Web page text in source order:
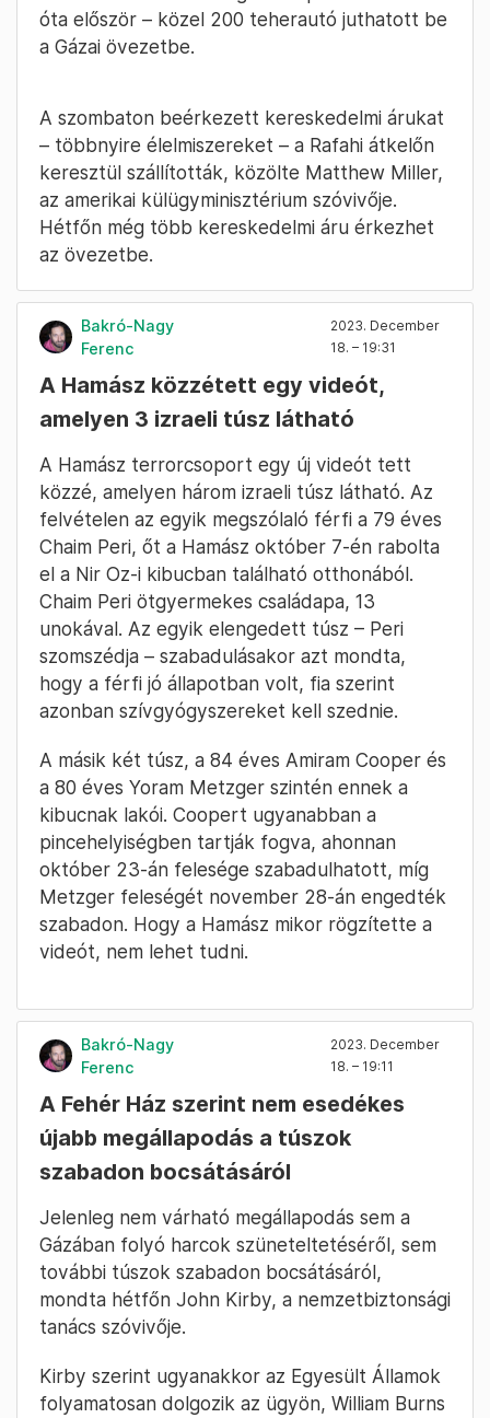
óta először – közel 200 teherautó juthatott be
a Gázai övezetbe.
A szombaton beérkezett kereskedelmi árukat
– többnyire élelmiszereket – a Rafahi átkelőn
keresztül szállították, közölte Matthew Miller,
az amerikai külügyminisztérium szóvivője.
Hétfőn még több kereskedelmi áru érkezhet
az övezetbe.
Bakró-Nagy
Ferenc
2023. December
18. – 19:31
A Hamász közzétett egy videót,
amelyen 3 izraeli túsz látható
A Hamász terrorcsoport egy új videót tett
közzé, amelyen három izraeli túsz látható. Az
felvételen az egyik megszólaló férfi a 79 éves
Chaim Peri, őt a Hamász október 7-én rabolta
el a Nir Oz-i kibucban található otthonából.
Chaim Peri ötgyermekes családapa, 13
unokával. Az egyik elengedett túsz – Peri
szomszédja – szabadulásakor azt mondta,
hogy a férfi jó állapotban volt, fia szerint
azonban szívgyógyszereket kell szednie.
A másik két túsz, a 84 éves Amiram Cooper és
a 80 éves Yoram Metzger szintén ennek a
kibucnak lakói. Coopert ugyanabban a
pincehelyiségben tartják fogva, ahonnan
október 23-án felesége szabadulhatott, míg
Metzger feleségét november 28-án engedték
szabadon. Hogy a Hamász mikor rögzítette a
videót, nem lehet tudni.
Bakró-Nagy
Ferenc
2023. December
18. – 19:11
A Fehér Ház szerint nem esedékes
újabb megállapodás a túszok
szabadon bocsátásáról
Jelenleg nem várható megállapodás sem a
Gázában folyó harcok szüneteltetéséről, sem
további túszok szabadon bocsátásáról,
mondta hétfőn John Kirby, a nemzetbiztonsági
tanács szóvivője.
Kirby szerint ugyanakkor az Egyesült Államok
folyamatosan dolgozik az ügyön, William Burns